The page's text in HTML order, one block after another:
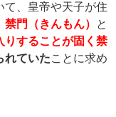
て、皇帝や天子が住
禁門（きんもん） と
りすることが固く禁
れていたことに求め